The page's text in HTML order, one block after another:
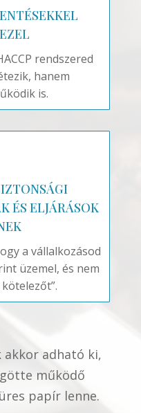
rendszered
hanem
is.
ÉS ELJÁRÁSOK
a vállalkozásod
üzemel, és nem
akkor adható ki,
működő
papír lenne.